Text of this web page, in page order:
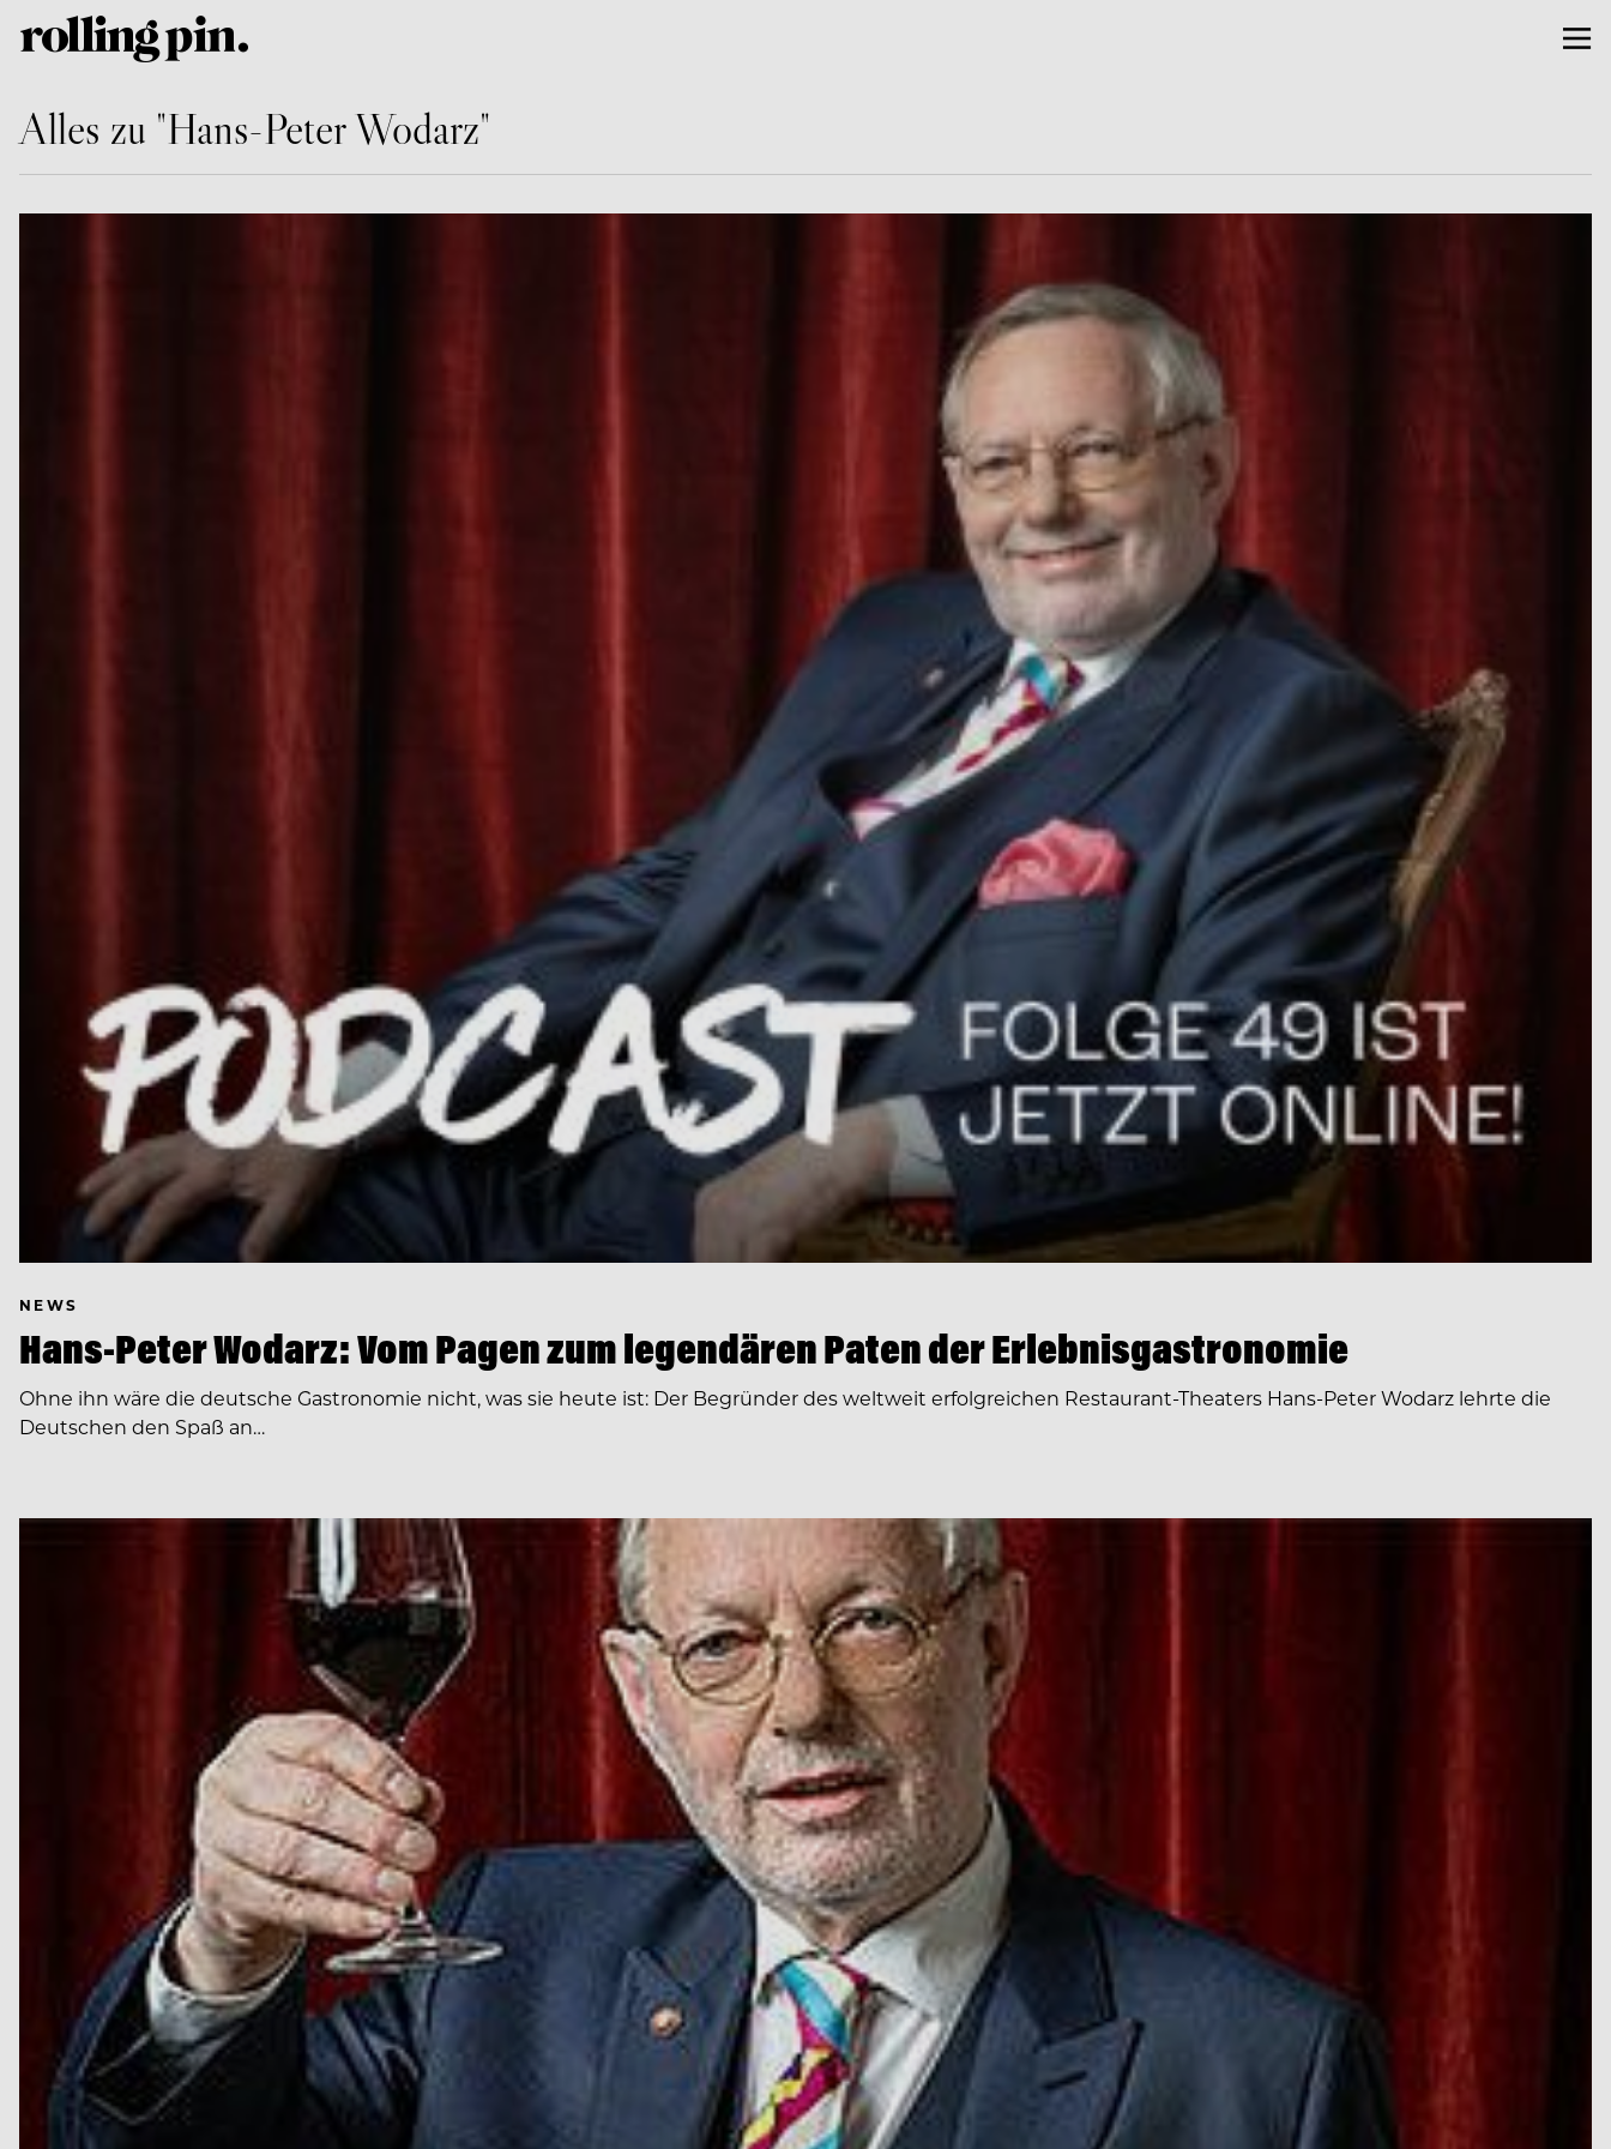
Alles zu "Hans-Peter Wodarz"
NEWS
Hans-Peter Wodarz: Vom Pagen zum legendären Paten der Erlebnisgastronomie
Ohne ihn wäre die deutsche Gastronomie nicht, was sie heute ist: Der Begründer des weltweit erfolgreichen Restaurant-Theaters Hans-Peter Wodarz lehrte die
Deutschen den Spaß an…